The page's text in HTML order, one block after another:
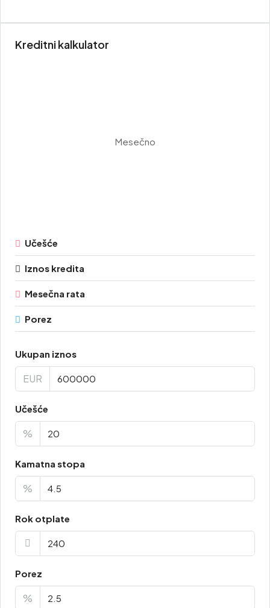
Kreditni kalkulator
Mesečno
Učešće
Iznos kredita
Mesečna rata
Porez
Ukupan iznos
EUR
Učešće
%
Kamatna stopa
%
Rok otplate
Porez
%